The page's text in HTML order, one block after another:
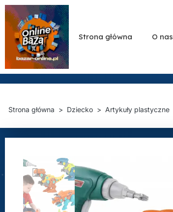
Strona główna O nas
Strona główna Dziecko Artykuły plastyczne